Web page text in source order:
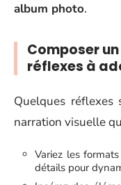
album photo.
Composer
réflexes à
Quelques
narration visuelle
Variez les
détails pour